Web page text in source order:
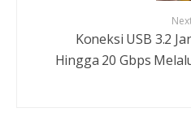
Koneksi USB 3.2
Hingga 20 Gbps